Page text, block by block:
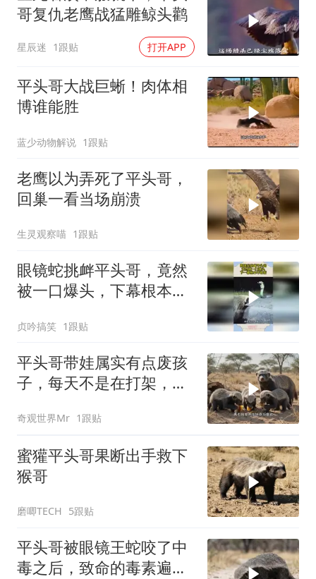
哥复仇老鹰战猛雕鲸头鹳
星辰迷 1跟贴 打开APP
平头哥大战巨蜥！肉体相
博谁能胜
蓝少动物解说 1跟贴
老鹰以为弄死了平头哥，
回巢一看当场崩溃
生灵观察喵 1跟贴
眼镜蛇挑衅平头哥，竟然
被一口爆头，下幕根本不
贞吟搞笑 1跟贴
平头哥带娃属实有点废孩
子，每天不是在打架，就
奇观世界Mr 1跟贴
蜜獾平头哥果断出手救下
猴哥
磨唧TECH 5跟贴
平头哥被眼镜王蛇咬了中
毒之后，致命的毒素遍布